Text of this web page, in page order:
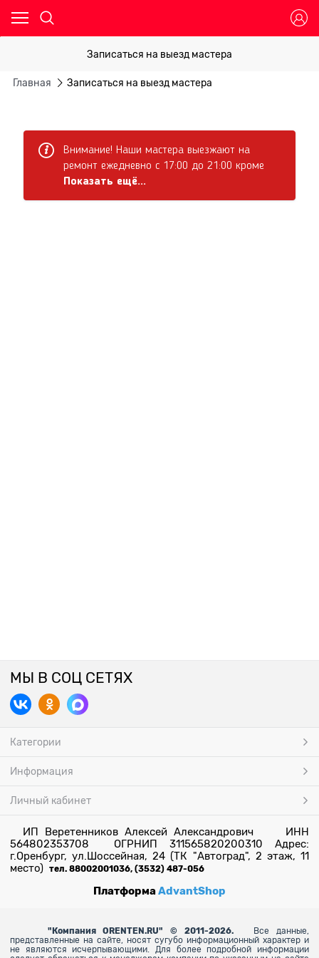
Записаться на выезд мастера
Главная Записаться на выезд мастера
МЫ В СОЦ СЕТЯХ
Категории
Информация
Личный кабинет
ИП Веретенников Алексей Александрович ИНН
564802353708 ОГРНИП 311565820200310 Адрес:
г.Оренбург, ул.Шоссейная, 24 (ТК "Автоград", 2 этаж, 11
место) тел. 88002001036, (3532) 487-056
ПлатформаAdvantShop
" Компания ORENTEN.RU" © 2011-2026.
Все данные,
представленные на сайте, носят сугубо информационный характер и
не являются исчерпывающими. Для более подробной информации